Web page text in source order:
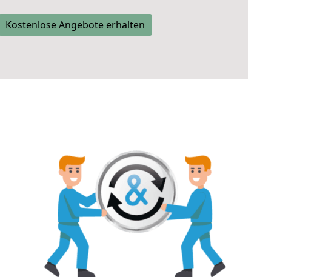
Kostenlose Angebote erhalten